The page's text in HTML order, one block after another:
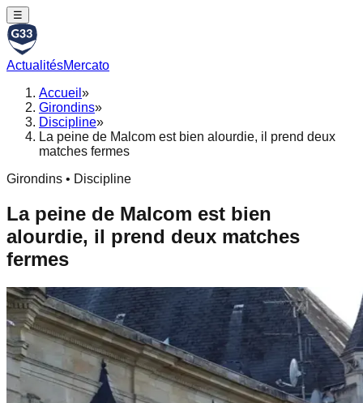
☰
ActualitésMercato
Accueil »
Girondins»
Discipline»
La peine de Malcom est bien alourdie, il prend deux
matches fermes
Girondins • Discipline
La peine de Malcom est bien
alourdie, il prend deux matches
fermes